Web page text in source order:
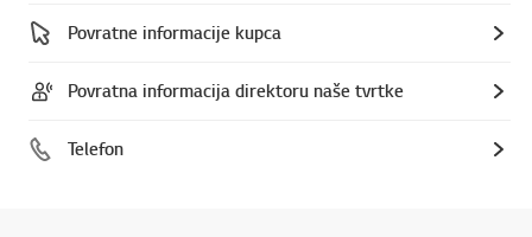
Povratne informacije kupca
Povratna informacija direktoru naše tvrtke
Telefon